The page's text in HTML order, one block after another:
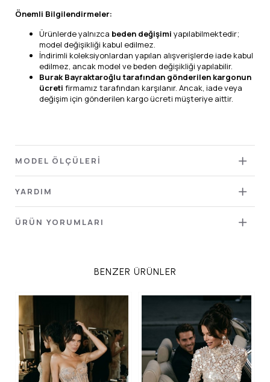
Önemli Bilgilendirmeler:
Ürünlerde yalnızca beden değişimi yapılabilmektedir;
model değişikliği kabul edilmez.
İndirimli koleksiyonlardan yapılan alışverişlerde iade kabul
edilmez, ancak model ve beden değişikliği yapılabilir.
Burak Bayraktaroğlu tarafından gönderilen kargonun
ücreti firmamız tarafından karşılanır. Ancak, iade veya
değişim için gönderilen kargo ücreti müşteriye aittir.
MODEL ÖLÇÜLERİ
YARDIM
ÜRÜN YORUMLARI
BENZER ÜRÜNLER